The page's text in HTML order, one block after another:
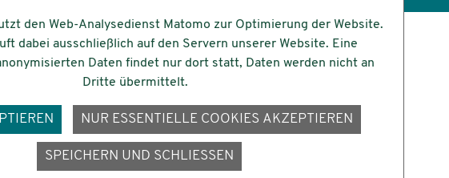
Gefördert vom
den Web-Analysedienst Matomo zur Optimierung der Website.
dabei ausschließlich auf den Servern unserer Website. Eine
Daten findet nur dort statt, Daten werden nicht an
Dritte übermittelt.
NUR ESSENTIELLE COOKIES AKZEPTIEREN
SPEICHERN UND SCHLIESSEN